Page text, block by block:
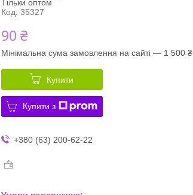
Тільки оптом
Код: 35327
90 ₴
Мінімальна сума замовлення на сайті — 1 500 ₴
Купити
Купити з
+380 (63) 200-62-22